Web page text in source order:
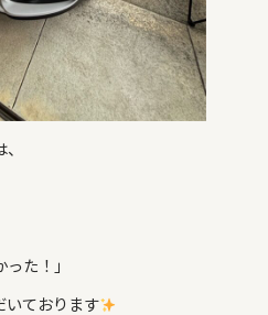
た！」
いております